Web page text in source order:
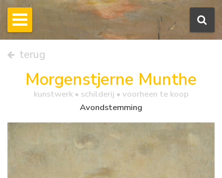
terug
Morgenstjerne Munthe
kunstwerk • schilderij • voorheen te koop
Avondstemming